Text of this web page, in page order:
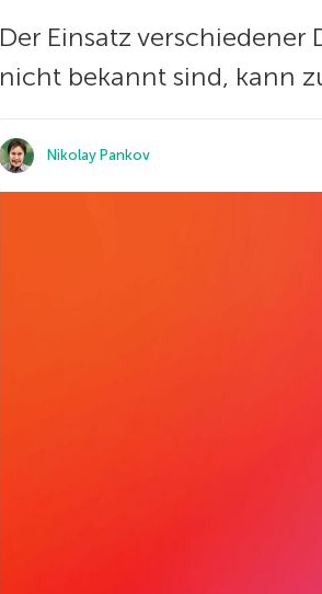
Der Einsatz
nicht bekannt sind, kann
Nikolay Pankov